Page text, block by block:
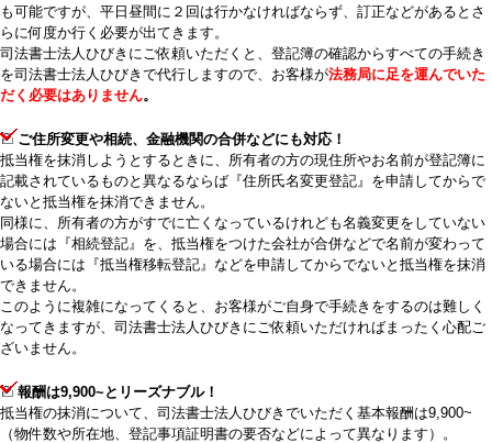
も可能ですが、平日昼間に２回は行かなければならず、訂正などがあるとさ
らに何度か行く必要が出てきます。
司法書士法人ひびきにご依頼いただくと、登記簿の確認からすべての手続き
を司法書士法人ひびきで代行しますので、お客様が法務局に足を運んでいた
だく必要はありません。
ご住所変更や相続、金融機関の合併などにも対応！
抵当権を抹消しようとするときに、所有者の方の現住所やお名前が登記簿に
記載されているものと異なるならば『住所氏名変更登記』を申請してからで
ないと抵当権を抹消できません。
同様に、所有者の方がすでに亡くなっているけれども名義変更をしていない
場合には『相続登記』を、抵当権をつけた会社が合併などで名前が変わって
いる場合には『抵当権移転登記』などを申請してからでないと抵当権を抹消
できません。
このように複雑になってくると、お客様がご自身で手続きをするのは難しく
なってきますが、司法書士法人ひびきにご依頼いただければまったく心配ご
ざいません。
報酬は9,900~とリーズナブル！
抵当権の抹消について、司法書士法人ひびきでいただく基本報酬は9,900~
（物件数や所在地、登記事項証明書の要否などによって異なります）。